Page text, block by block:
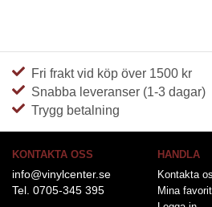
Fri frakt vid köp över 1500 kr
Snabba leveranser (1-3 dagar)
Trygg betalning
KONTAKTA OSS
info@vinylcenter.se
Tel. 0705-345 395
HANDLA
Kontakta
Mina